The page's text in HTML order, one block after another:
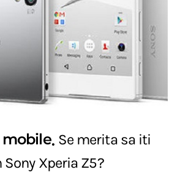
mobile Se merita sa iti
Xperia Z5?